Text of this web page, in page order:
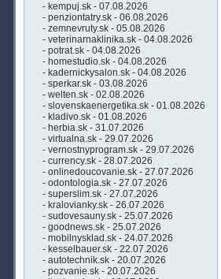
- kempuj.sk - 07.08.2026
- penziontatry.sk - 06.08.2026
- zemnevruty.sk - 05.08.2026
- veterinarnaklinika.sk - 04.08.2026
- potrat.sk - 04.08.2026
- homestudio.sk - 04.08.2026
- kadernickysalon.sk - 04.08.2026
- sperkar.sk - 03.08.2026
- welten.sk - 02.08.2026
- slovenskaenergetika.sk - 01.08.2026
- kladivo.sk - 01.08.2026
- herbia.sk - 31.07.2026
- virtualna.sk - 29.07.2026
- vernostnyprogram.sk - 29.07.2026
- currency.sk - 28.07.2026
- onlinedoucovanie.sk - 27.07.2026
- odontologia.sk - 27.07.2026
- superslim.sk - 27.07.2026
- kralovianky.sk - 26.07.2026
- sudovesauny.sk - 25.07.2026
- goodnews.sk - 25.07.2026
- mobilnysklad.sk - 24.07.2026
- kesselbauer.sk - 22.07.2026
- autotechnik.sk - 20.07.2026
- pozvanie.sk - 20.07.2026